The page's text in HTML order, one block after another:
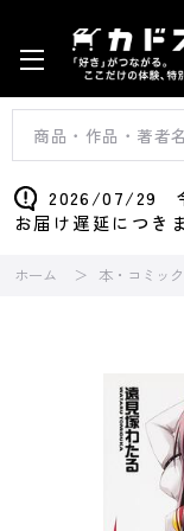
2026/07/29
お届け遅延につき
ホーム 本・コミッ